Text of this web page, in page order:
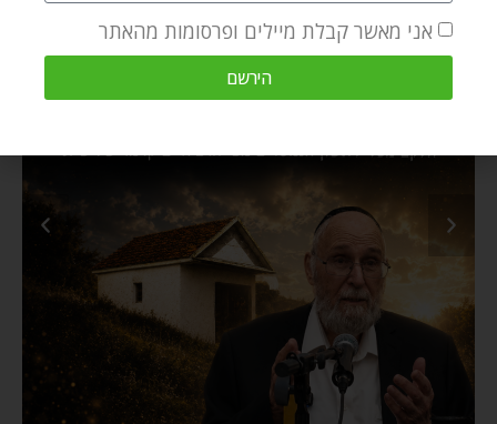
אני מאשר קבלת מיילים ופרסומות מהאתר
הירשם